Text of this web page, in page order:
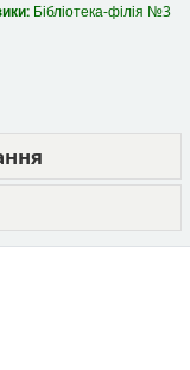
Бібліотека-філія №3